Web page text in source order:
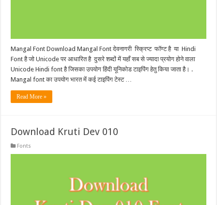
Mangal Font Download Mangal Font देवनागरी स्क्रिप्ट फॉण्ट है या Hindi
Font है जो Unicode पर आधारित है दुसरे शब्दों में यहाँ सब से ज्यादा प्रयोग होने वाला
Unicode Hindi font है जिसका उपयोग हिंदी यूनिकोड टाइपिंग हेतु किया जाता है। .
Mangal font का उपयोग भारत में कई टाइपिंग टेस्ट …
Read More »
Download Kruti Dev 010
Fonts